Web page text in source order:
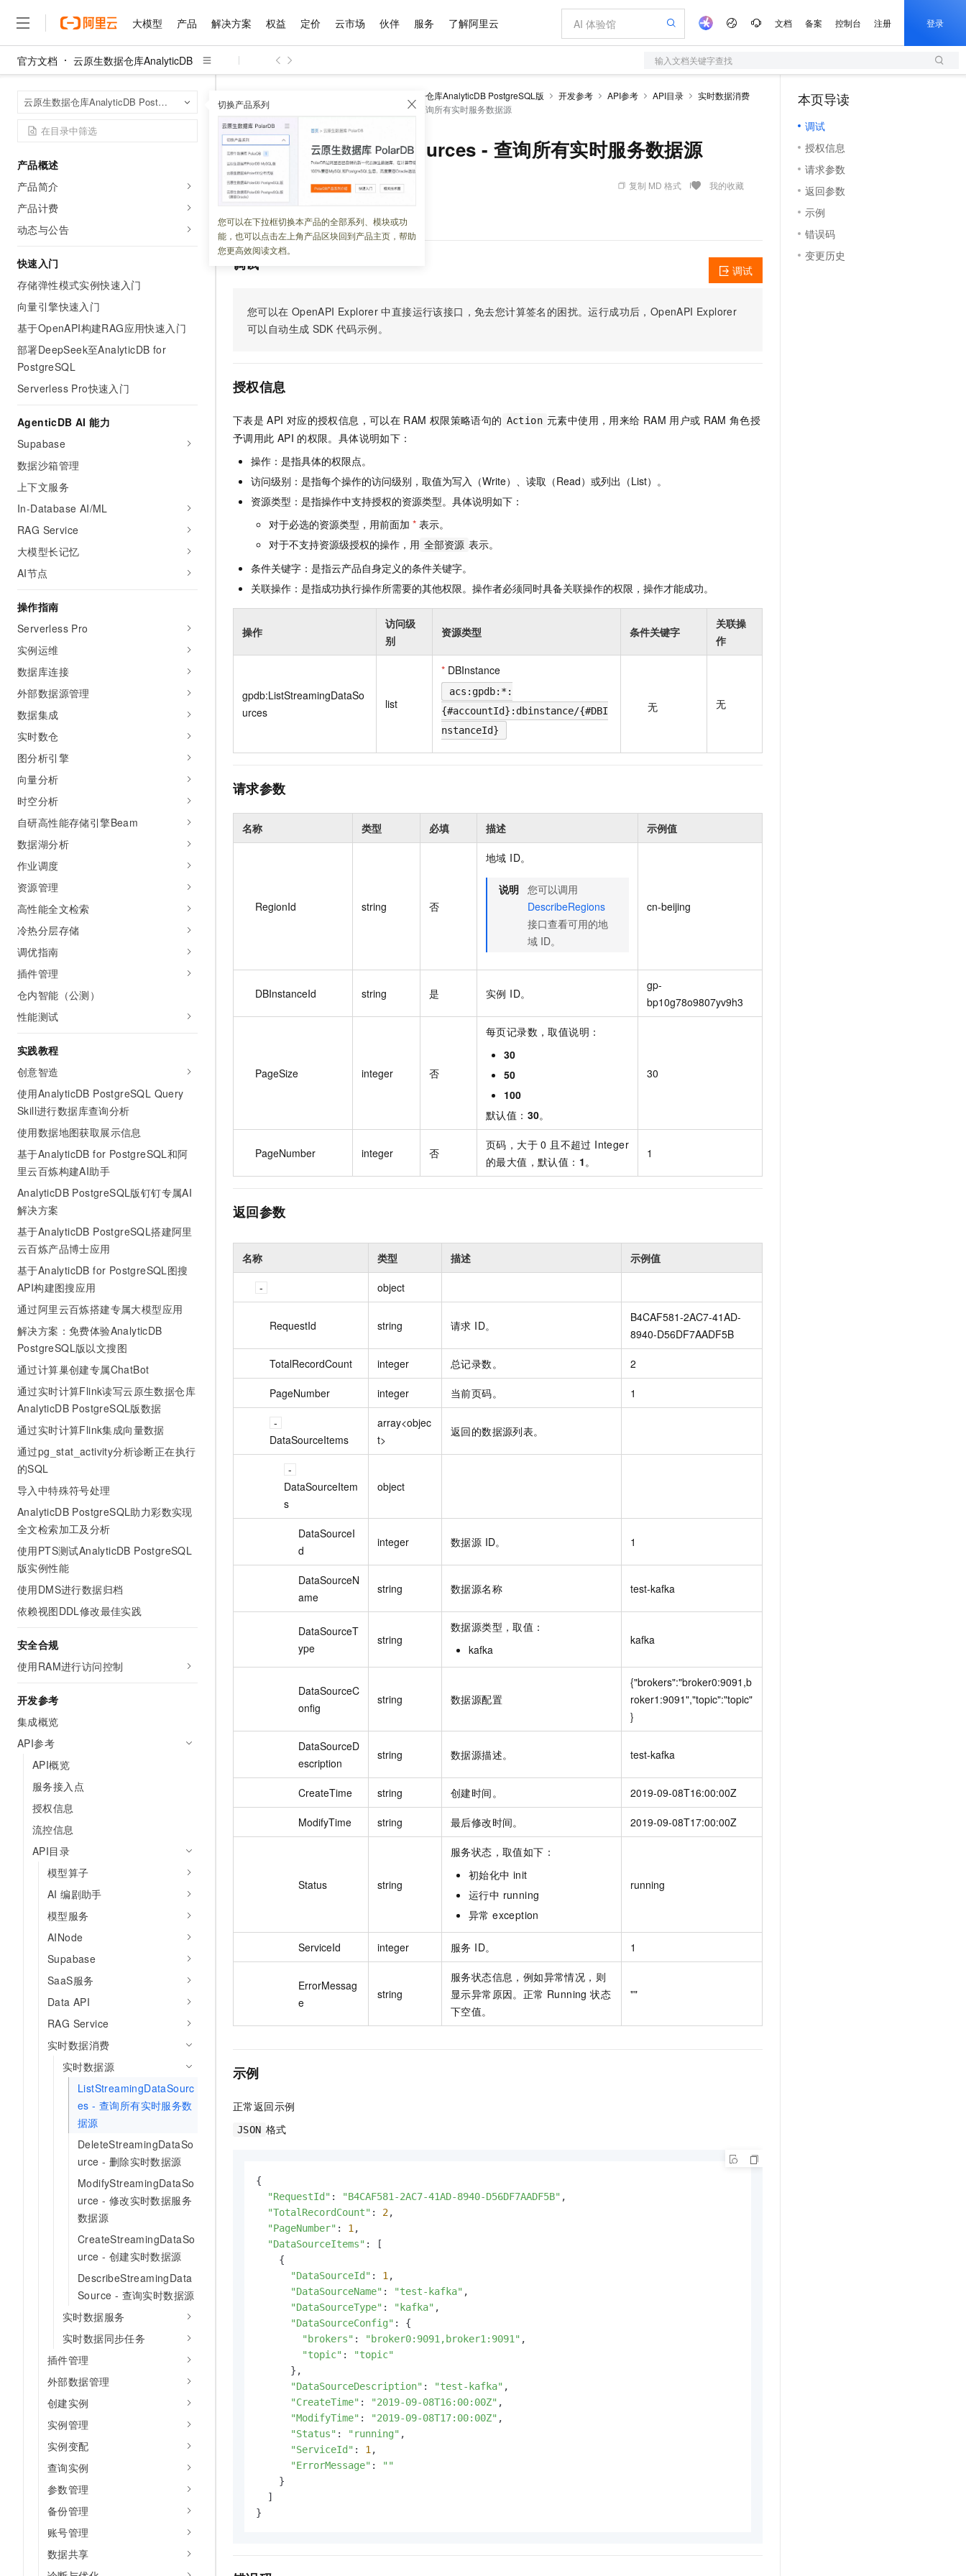
大模型 产品 解决方案 权益 定价 云市场 伙伴 服务 了解阿里云 文档 备案 控制台 注册 登录
官方文档 云原生数据仓库AnalyticDB 输入文档关键字查找
云原生数据仓库AnalyticDB PostgreSQL版 切换产品系列
您可以在下拉框切换本产品的全部系列、模块或功
能，也可以点击左上角产品区块回到产品主页，帮助
您更高效阅读文档。
产品概述
产品简介
产品计费
动态与公告
快速入门
存储弹性模式实例快速入门
向量引擎快速入门
基于OpenAPI构建RAG应用快速入门
部署DeepSeek至AnalyticDB for
PostgreSQL
Serverless Pro快速入门
AgenticDB AI 能力
Supabase
数据沙箱管理
上下文服务
In-Database AI/ML
RAG Service
大模型长记忆
AI节点
操作指南
Serverless Pro
实例运维
数据库连接
外部数据源管理
数据集成
实时数仓
图分析引擎
向量分析
时空分析
自研高性能存储引擎Beam
数据湖分析
作业调度
资源管理
高性能全文检索
冷热分层存储
调优指南
插件管理
仓内智能（公测）
性能测试
实践教程
创意智造
使用AnalyticDB PostgreSQL Query
Skill进行数据库查询分析
使用数据地图获取展示信息
基于AnalyticDB for PostgreSQL和阿
里云百炼构建AI助手
AnalyticDB PostgreSQL版钉钉专属AI
解决方案
基于AnalyticDB PostgreSQL搭建阿里
云百炼产品博士应用
基于AnalyticDB for PostgreSQL图搜
API构建图搜应用
通过阿里云百炼搭建专属大模型应用
解决方案：免费体验AnalyticDB
PostgreSQL版以文搜图
通过计算巢创建专属ChatBot
通过实时计算Flink读写云原生数据仓库
AnalyticDB PostgreSQL版数据
通过实时计算Flink集成向量数据
通过pg_stat_activity分析诊断正在执行
的SQL
导入中特殊符号处理
AnalyticDB PostgreSQL助力彩数实现
全文检索加工及分析
使用PTS测试AnalyticDB PostgreSQL
版实例性能
使用DMS进行数据归档
依赖视图DDL修改最佳实践
安全合规
使用RAM进行访问控制
开发参考
集成概览
API参考
API概览
服务接入点
授权信息
流控信息
API目录
模型算子
AI 编剧助手
模型服务
AINode
Supabase
SaaS服务
Data API
RAG Service
实时数据消费
实时数据源
ListStreamingDataSourc
es - 查询所有实时服务数
据源
DeleteStreamingDataSo
urce - 删除实时数据源
ModifyStreamingDataSo
urce - 修改实时数据服务
数据源
CreateStreamingDataSo
urce - 创建实时数据源
DescribeStreamingData
Source - 查询实时数据源
实时数据服务
实时数据同步任务
插件管理
外部数据管理
创建实例
实例管理
实例变配
查询实例
参数管理
备份管理
账号管理
数据共享
云原生数据仓库AnalyticDB PostgreSQL版 开发参考 API参考 API目录
实时数据消费
实时数据源
ListStreamingDataSources - 查询所有实时服务数据源
ListStreamingDataSources - 查询所有实时服务数据源
更新时间：2026-01-23 08:57:06 复制 MD 格式 我的收藏
查询所有实时服务数据源。
调试
您可以在 OpenAPI Explorer 中直接运行该接口，免去您计算签名的困扰。运行成功后，OpenAPI Explorer
可以自动生成 SDK 代码示例。
调试
授权信息
下表是 API 对应的授权信息，可以在 RAM 权限策略语句的 Action 元素中使用，用来给 RAM 用户或 RAM 角色授
予调用此 API 的权限。具体说明如下：
操作：是指具体的权限点。
访问级别：是指每个操作的访问级别，取值为写入（Write）、读取（Read）或列出（List）。
资源类型：是指操作中支持授权的资源类型。具体说明如下：
对于必选的资源类型，用前面加 * 表示。
对于不支持资源级授权的操作，用 全部资源 表示。
条件关键字：是指云产品自身定义的条件关键字。
关联操作：是指成功执行操作所需要的其他权限。操作者必须同时具备关联操作的权限，操作才能成功。
操作
访问级
别
资源类型 条件关键字
关联操
作
gpdb:ListStreamingDataSo
urces
list
* DBInstance
acs:gpdb:*:
{#accountId}:dbinstance/{#DBI
nstanceId}
无 无
请求参数
名称 类型 必填 描述 示例值
RegionId string 否
地域 ID。
说明 您可以调用
DescribeRegions
接口查看可用的地
域 ID。
cn-beijing
DBInstanceId string 是 实例 ID。
gp-
bp10g78o9807yv9h3
PageSize integer 否
每页记录数，取值说明：
30
50
100
默认值： 30。
30
PageNumber integer 否
页码，大于 0 且不超过 Integer
的最大值，默认值： 1。
1
返回参数
名称 类型 描述 示例值
object
RequestId string 请求 ID。
B4CAF581-2AC7-41AD-
8940-D56DF7AADF5B
TotalRecordCount integer 总记录数。 2
PageNumber integer 当前页码。 1
DataSourceItems
array<objec
t>
返回的数据源列表。
DataSourceItem
s
object
DataSourceI
d
integer 数据源 ID。 1
DataSourceN
ame
string 数据源名称 test-kafka
DataSourceT
ype
string
数据源类型，取值：
kafka
kafka
DataSourceC
onfig
string 数据源配置
{"brokers":"broker0:9091,b
roker1:9091","topic":"topic"
}
DataSourceD
escription
string 数据源描述。 test-kafka
CreateTime string 创建时间。 2019-09-08T16:00:00Z
ModifyTime string 最后修改时间。 2019-09-08T17:00:00Z
Status string
服务状态，取值如下：
初始化中 init
运行中 running
异常 exception
running
ServiceId integer 服务 ID。 1
ErrorMessag
e
string
服务状态信息，例如异常情况，则
显示异常原因。正常 Running 状态
下空值。
""
示例
正常返回示例
JSON 格式
{
"RequestId" : "B4CAF581-2AC7-41AD-8940-D56DF7AADF5B" ,
"TotalRecordCount" : 2,
"PageNumber" : 1 ,
"DataSourceItems" : [
    {
"DataSourceId" : 1 ,
"DataSourceName" : "test-kafka" ,
"DataSourceType" : "kafka" ,
"DataSourceConfig" : {
"brokers" : "broker0:9091,broker1:9091" ,
"topic" :
"topic"
      },
"DataSourceDescription" : "test-kafka" ,
"CreateTime" : "2019-09-08T16:00:00Z" ,
"ModifyTime" : "2019-09-08T17:00:00Z" ,
"Status" : "running" ,
"ServiceId" : 1 ,
"ErrorMessage" :
""
    }
  ]
}
本页导读
调试
授权信息
请求参数
返回参数
示例
错误码
变更历史
大模型
大模型服务平台百炼
大模型
文本生成
Qwen3.8-Max HOT
智能体时代全能旗舰模型
Qwen3.7-Plus
Qwen3-VL-Plus
视觉 Coding、空间感知、多模态思考等全面升级
Kimi 最新旗舰模型，长程编程与推理利器
GLM-5.2
图片和视频生成
Wan2.7-T2V
语音识别与合成
Qwen3-TTS-Flash
大模型服务
千问AI平台-Token Plan NEW
千问AI平台-模型体验
在线体验全尺寸、多种模态的模型效果
Happy 系列大模型
新一代 AI 视频生成模型，深度适配广告营销等场景
大模型服务平台百炼-应用模版
灵活可视化地构建企业级 Agent
人工智能平台 PAI
Qoder HOT
大模型解决方案
快速部署 Dify，高效搭建 AI 应用 10分钟微调：让0.6B模型媲美235B模型 多模态数据信息提取
从文本、图片、视频中提取结构化的属性信息
产品
精选产品
人工智能与机器学习
存储
网络与CDN
安全
中间件
数据库
大数据计算
企业服务与云通信
域名与网站
Serverless
开发工具
迁移与运维管理
专有云
精选产品
大模型服务平台百炼
大模型服务与应用平台
千问大模型
多元化、高性能、安全可靠的大模型服务
无影云电脑
随时随地安全接入的云上超级电脑
云解析DNS
面向分析的企业级SaaS模式云数据仓库
域名与网站
对象存储 OSS
一站式AI开发、训练和推理服务
Qoder CN
提供一站式管理容器应用的 K8s 服务
云数据库 RDS
100%兼容MySQL、PostgreSQL，兼容Oracle，支持集中和分布式
云原生的云上边界网络安全防护产品
轻量应用服务器
数字证书管理服务（原SSL证书）
实现全站HTTPS，呈现可信的WEB访问
短信服务
大数据开发治理平台 DataWorks
解决方案
精选解决方案
AI
现代化应用
安全
网络
可观测
上云与迁云
企业出海
政企业务
精选解决方案
千问办公，解锁你的工作新方式
企业级Agent产品，直接交付可用成果
Agency Agents：拥有专属领域专家
多领域专家智能体,一键组建 AI 虚拟交付团队
HappyHorse 打造一站式影视创作平台
快速拥有专属 OpenClaw
睿译宝，AI翻译排版一步到位
GLM-5.2：长任务时代开源旗舰模型
自主进化，持久记忆，越用越聪明
Claude Code + GStack 打造工程团队
即刻拥有 DeepSeek-V4-Pro
以可视化方式快速构建移动和 PC 门户网站
一句话生成原生可编辑精美 PPT 文稿
输入一句话想法, 轻松生成专业的 PPT
一键部署幻兽帕鲁游戏服务器
一键购买专属联机服务器，轻松开启游戏
漫剧工坊：一站式动画创作平台
快速生产连贯的高质量长漫剧
10 分钟搭建微信、支付宝小程序
高效部署网站，快速应用到小程序
权益 普惠上云
普惠上云 官方力荐
云服务器38元/年起，超值低价云产品抢先购
官方推荐返现计划
推荐新用户得奖励，单订单最高返9万
云工开物
高校专属算力普惠，学生认证享300元代金券
免费试用
最高领取价值200元试用点，立即开启云上创新
AI 产品 免费试用
140+云产品 免费试用
产品新客免费试用，最长12个月
大模型ACA认证体验
助力企业全员 AI 认知与能力提升
AI 特惠
智启 AI 普惠权益
阿里云 OPC 创新助力计划
至高百万元 Token 补贴，加速一人公司成长
Qwen3.8-Max 首发尝鲜，限时加量 10 倍，夜间低至2折
千问办公，限时限量积分加倍
送.CN域名，送备案服务码
AI 场景体验
AI 电商营销
0 代码专业建站，无忧落地极速上线
AI助力短剧漫剧创作，剧本、分镜、视频高效生成
AI 活动
AI 生产力先锋
先锋实践拓展 AI 生产力的边界
飞天发布时刻
所见，即是所愿
AI 实训营
从基础到进阶，Agent 创客手把手教你
创新加速
定价 产品定价
了解云产品的定价详情
云上成本管理
管理和优化成本
价格计算器
自助选配和估算价格
价格优势
推动算力普惠，释放技术红利
配置报价器
一站式生成采购清单，支持单品或批量购买
阿里云 OPC 创新助力计划
Token 补贴，五大权
益加速 OPC 成功
云市场 精选商城
网站建设
多端小程序
Salesforce 国际版订阅
友盟天域
观测云
Tuya 物联网平台阿里云版
蓝凌 OA
行业生态解决方案
开发者生态解决方案
数据与 API
数据集
身份实名认证
短信
OCR 文字识别
发票查验
OA 办公系统
财税管理
基础软件
宝塔 Linux
CentOS
Ubuntu
专业服务
公司注册
上云迁移
代维服务
伙伴 成为销售伙伴
分销伙伴
咨询伙伴
销售伙伴合作计划
Salesforce On Alibaba Cloud
Consulting Partner 合作计划
AI 大模型销售与服务生态合作计划
成为产品伙伴
产品生态集成认证中心
产品生态伙伴工作台
产品伙伴合作计划
云存储合作计划
数据库合作计划
服务伙伴合作计划
Al MaaS 服务伙伴赋能合作
伙伴信用分合作计划
更多支持
合作伙伴培训与认证
查询合作伙伴
登录合作伙伴管理后台
服务 售前咨询
在线服务
售后服务
自助服务
工单服务
短信专区
企业增值服务
企业支持计划
企业增值服务台
服务实践
阿里云认证
全部认证
训练营
开发者社区
镜像站
我要反馈
我要建议
了解阿里云 为什么选择阿里云
什么是云计算
技术领先
稳定可靠
安全合规
分析师报告
研究报告与白皮书
AI 算法大赛
云开发大赛
最佳实践
云上春晚
云栖战略参考
云上的中国
金融模力时刻
市场活动
云栖大会
活动全景
加入我们
校园招聘